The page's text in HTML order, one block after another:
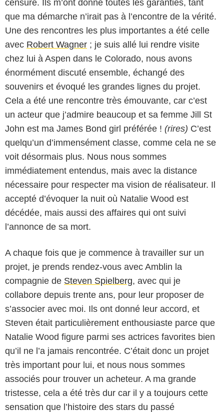
censure. Ils m’ont donné toutes les garanties, tant
que ma démarche n’irait pas à l’encontre de la vérité.
Une des rencontres les plus importantes a été celle
avec Robert Wagner ; je suis allé lui rendre visite
chez lui à Aspen dans le Colorado, nous avons
énormément discuté ensemble, échangé des
souvenirs et évoqué les grandes lignes du projet.
Cela a été une rencontre très émouvante, car c’est
un acteur que j’admire beaucoup et sa femme Jill St
John est ma James Bond girl préférée ! (rires) C’est
quelqu’un d’immensément classe, comme cela ne se
voit désormais plus. Nous nous sommes
immédiatement entendus, mais avec la distance
nécessaire pour respecter ma vision de réalisateur. Il
accepté d’évoquer la nuit où Natalie Wood est
décédée, mais aussi des affaires qui ont suivi
l’annonce de sa mort.
A chaque fois que je commence à travailler sur un
projet, je prends rendez-vous avec Amblin la
compagnie de Steven Spielberg, avec qui je
collabore depuis trente ans, pour leur proposer de
s’associer avec moi. Ils ont donné leur accord, et
Steven était particulièrement enthousiaste parce que
Natalie Wood figure parmi ses actrices favorites bien
qu’il ne l’a jamais rencontrée. C’était donc un projet
très important pour lui, et nous nous sommes
associés pour trouver un acheteur. A ma grande
tristesse, cela a été très dur car il y a toujours cette
sensation que l’histoire des stars du passé